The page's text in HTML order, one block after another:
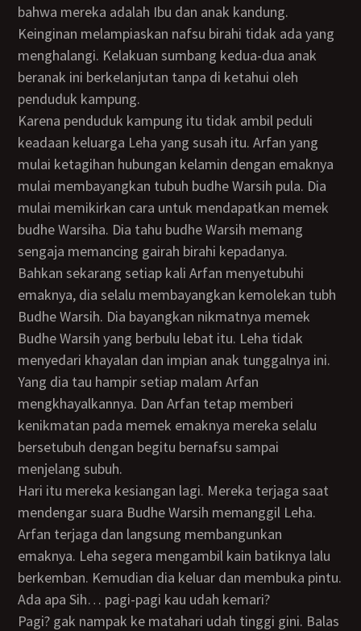
bahwa mereka adalah Ibu dan anak kandung.
Keinginan melampiaskan nafsu birahi tidak ada yang
menghalangi. Kelakuan sumbang kedua-dua anak
beranak ini berkelanjutan tanpa di ketahui oleh
penduduk kampung.
Karena penduduk kampung itu tidak ambil peduli
keadaan keluarga Leha yang susah itu. Arfan yang
mulai ketagihan hubungan kelamin dengan emaknya
mulai membayangkan tubuh budhe Warsih pula. Dia
mulai memikirkan cara untuk mendapatkan memek
budhe Warsiha. Dia tahu budhe Warsih memang
sengaja memancing gairah birahi kepadanya.
Bahkan sekarang setiap kali Arfan menyetubuhi
emaknya, dia selalu membayangkan kemolekan tubh
Budhe Warsih. Dia bayangkan nikmatnya memek
Budhe Warsih yang berbulu lebat itu. Leha tidak
menyedari khayalan dan impian anak tunggalnya ini.
Yang dia tau hampir setiap malam Arfan
mengkhayalkannya. Dan Arfan tetap memberi
kenikmatan pada memek emaknya mereka selalu
bersetubuh dengan begitu bernafsu sampai
menjelang subuh.
Hari itu mereka kesiangan lagi. Mereka terjaga saat
mendengar suara Budhe Warsih memanggil Leha.
Arfan terjaga dan langsung membangunkan
emaknya. Leha segera mengambil kain batiknya lalu
berkemban. Kemudian dia keluar dan membuka pintu.
Ada apa Sih… pagi-pagi kau udah kemari?
Pagi? gak nampak ke matahari udah tinggi gini. Balas